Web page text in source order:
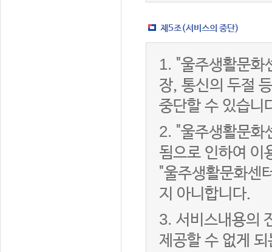
제5조(서비스의 중단)
1. "울주생활문화
장, 통신의 두절
중단할 수 있습니
2. "울주생활문화
됨으로 인하여 이
"울주생활문화센
지 아니합니다.
3. 서비스내용의
제공할 수 없게